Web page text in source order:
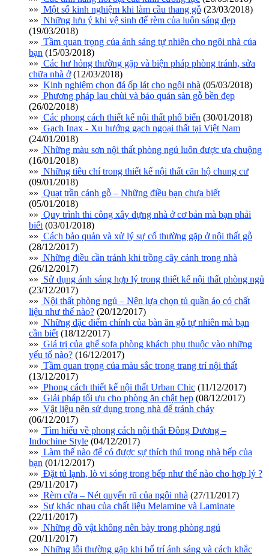
»» Một số kinh nghiệm khi làm cầu thang gỗ (23/03/2018)
»» Những lưu ý khi vệ sinh để rèm của luôn sáng đẹp
(19/03/2018)
»» Tầm quan trọng của ánh sáng tự nhiên cho ngôi nhà của
bạn (15/03/2018)
»» Các hư hỏng thường gặp và biện pháp phòng tránh, sửa
chữa nhà ở(12/03/2018)
»» Kinh nghiệm chọn đá ốp lát cho ngôi nhà (05/03/2018)
»» Phương pháp lau chùi và bảo quản sàn gỗ bền đẹp
(26/02/2018)
»» Các phong cách thiết kế nội thất phổ biến (30/01/2018)
»» Gạch Inax - Xu hướng gạch ngoại thất tại Việt Nam
(24/01/2018)
»» Những màu sơn nội thất phòng ngủ luôn được ưa chuộng
(16/01/2018)
»» Những tiêu chí trong thiết kế nội thất căn hộ chung cư
(09/01/2018)
»» Quạt trần cánh gỗ – Những điều bạn chưa biết
(05/01/2018)
»» Quy trình thi công xây dựng nhà ở cơ bản mà bạn phải
biết (03/01/2018)
»» Cách bảo quản và xử lý sự cố thường gặp ở nội thất gỗ
(28/12/2017)
»» Những điều cần tránh khi trồng cây cảnh trong nhà
(26/12/2017)
»» Sử dụng ánh sáng hợp lý trong thiết kế nội thất phòng ngủ
(23/12/2017)
»» Nội thất phòng ngủ – Nên lựa chọn tủ quần áo có chất
liệu như thế nào? (20/12/2017)
»» Những đặc điểm chính của bàn ăn gỗ tự nhiên mà bạn
cần biết (18/12/2017)
»» Giá trị của ghế sofa phòng khách phụ thuộc vào những
yếu tố nào? (16/12/2017)
»» Tầm quan trọng của màu sắc trong trang trí nội thất
(13/12/2017)
»» Phong cách thiết kế nội thất Urban Chic (11/12/2017)
»» Giải pháp tối ưu cho phòng ăn chật hẹp (08/12/2017)
»» Vật liệu nên sử dụng trong nhà để tránh cháy
(06/12/2017)
»» Tìm hiểu về phong cách nội thất Đông Dương –
Indochine Style (04/12/2017)
»» Làm thế nào để có được sự thích thú trong nhà bếp của
bạn (01/12/2017)
»» Đặt tủ lạnh, lò vi sóng trong bếp như thế nào cho hợp lý ?
(29/11/2017)
»» Rèm cửa – Nét quyến rũ của ngôi nhà (27/11/2017)
»» Sự khác nhau của chất liệu Melamine và Laminate
(22/11/2017)
»» Những đồ vật không nên bày trong phòng ngủ
(20/11/2017)
»» Những lỗi thường gặp khi bố trí ánh sáng và cách khắc